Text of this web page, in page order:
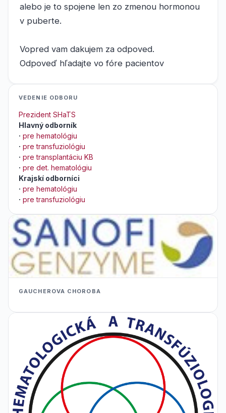
alebo je to spojene len zo zmenou hormonou
v puberte.
Vopred vam dakujem za odpoved.
Odpoveď hľadajte vo fóre pacientov
VEDENIE ODBORU
Prezident SHaTS
Hlavný odborník
· pre hematológiu
· pre transfuziológiu
· pre transplantáciu KB
· pre det. hematológiu
Krajskí odborníci
· pre hematológiu
· pre transfuziológiu
GAUCHEROVA CHOROBA